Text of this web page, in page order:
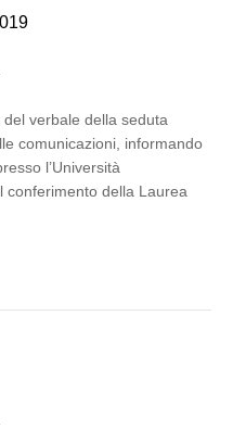
del verbale della seduta
comunicazioni, informando
l’Università
conferimento della Laurea